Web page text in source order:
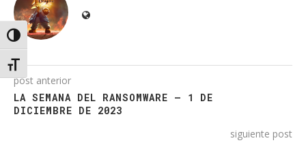
Alternar alto contraste
Alternar tamaño de letra
post anterior
LA SEMANA DEL RANSOMWARE – 1 DE
DICIEMBRE DE 2023
siguiente post